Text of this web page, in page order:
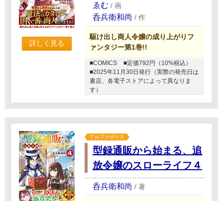
詳しく見る
ゑむ / 画
呑兵衛和尚 / 作
駆け出し商人令嬢の成り上がりフ
ァンタジー第1巻!!
■COMICS
■定価792円（10%税込）
■2025年11月30日発行（実際の発売日は
書店、各電子ストアによって異なりま
す）
アルファポリス
型録通販から始まる、追
放令嬢のスローライフ４
呑兵衛和尚 / 著